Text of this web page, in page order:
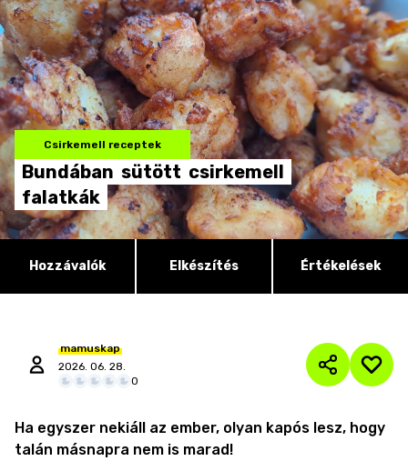
Csirkemell receptek
Bundában sütött csirkemell
falatkák
Hozzávalók Elkészítés Értékelések
mamuskap
2026. 06. 28.
0
Ha egyszer nekiáll az ember, olyan kapós lesz, hogy
talán másnapra nem is marad!